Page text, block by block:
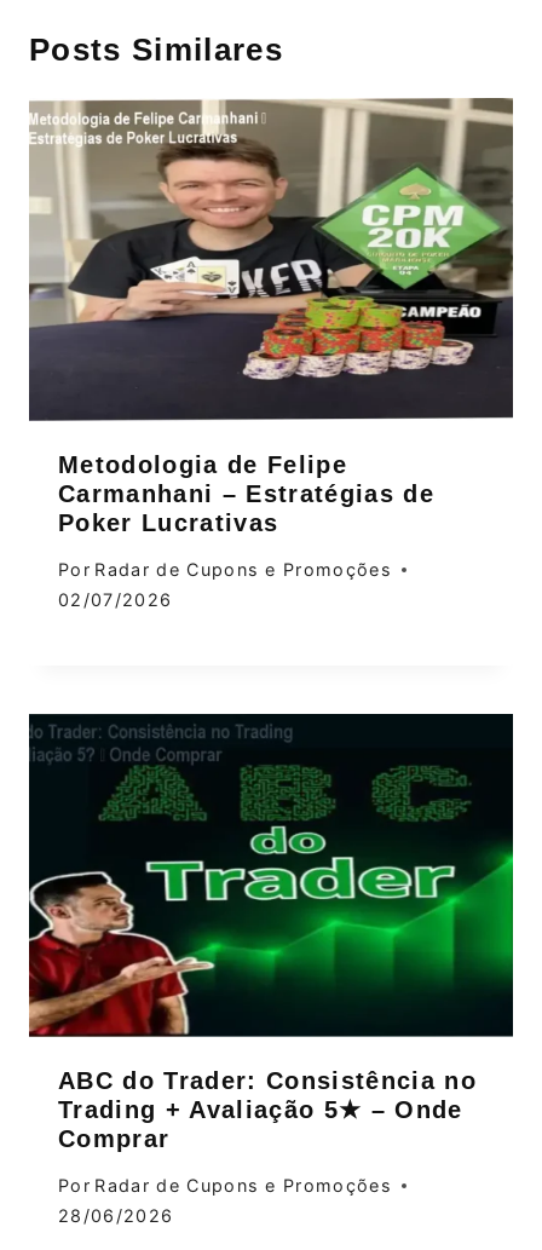
Posts Similares
Metodologia de Felipe
Carmanhani – Estratégias de
Poker Lucrativas
Por Radar de Cupons e Promoções
02/07/2026
ABC do Trader: Consistência no
Trading + Avaliação 5★ – Onde
Comprar
Por Radar de Cupons e Promoções
28/06/2026